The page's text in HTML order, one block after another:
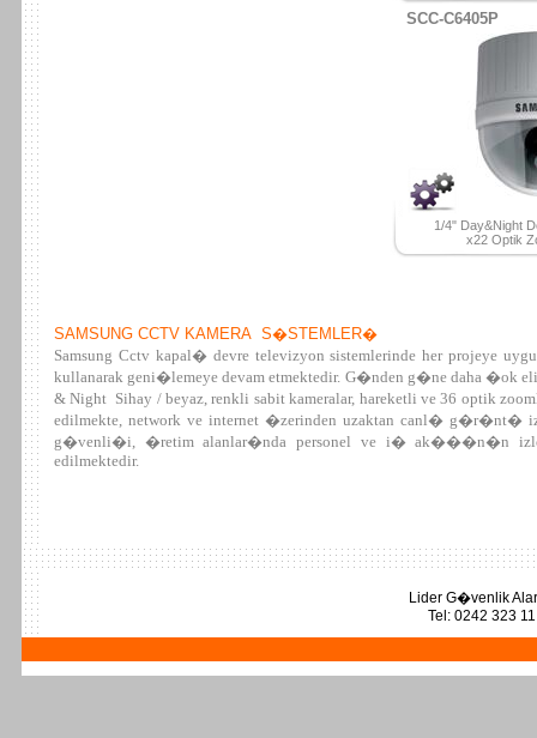
SCC-C6405P
1/4" Day&Night
x22 Optik
SAMSUNG CCTV KAMERA S�STEMLER�
Samsung Cctv kapal� devre televizyon sistemlerinde her projeye
kullanarak geni�lemeye devam etmektedir. G�nden g�ne daha
& Night Sihay / beyaz, renkli sabit kameralar, hareketli ve 36 optik
edilmekte, network ve internet �zerinden uzaktan canl� g�r�nt�
g�venli�i, �retim alanlar�nda personel ve i� ak���n�n
edilmektedir.
Lider G�venlik
Tel: 0242 323